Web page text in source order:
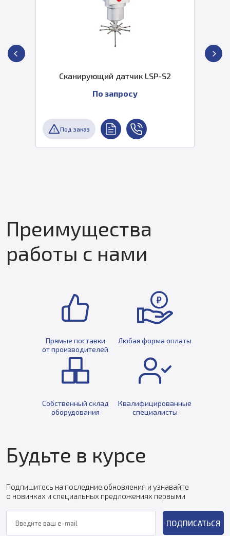
Сканирующий датчик LSP-S2
По запросу
Под заказ
Преимущества
работы с нами
Прямые поставки
от производителей
Любая форма оплаты
Собственный склад
оборудования
Квалифицированные
специалисты
Будьте в курсе
Подпишитесь на последние обновления и узнавайте
о новинках и специальных предложениях первыми
ПОДПИСАТЬСЯ